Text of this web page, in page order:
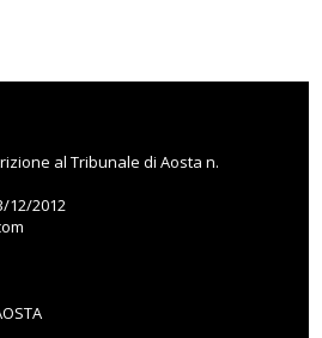
al Tribunale di Aosta n.
12/2012